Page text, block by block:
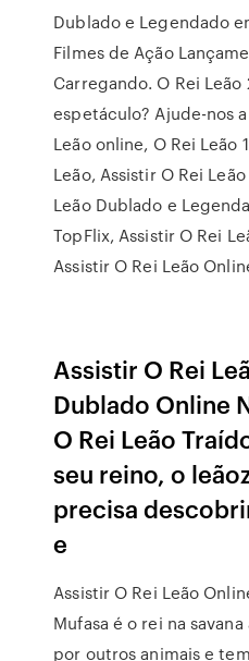
Dublado e Legendado
Filmes de Ação
Carregando. O Rei Leão
espetáculo? Ajude-nos
Leão online, O Rei Leão
Leão, Assistir O Rei
Leão Dublado e
TopFlix, Assistir O Rei
Assistir O Rei Leão
Assistir O Rei
Dublado Online
O Rei Leão
seu reino, o
precisa
e
Assistir O Rei Leão
Mufasa é o rei na
por outros animais e